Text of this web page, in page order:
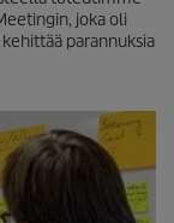
joka oli
parannuksia